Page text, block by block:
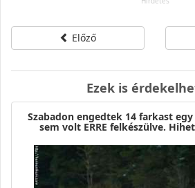
Előző
Ezek is
Szabadon engedtek 14 farkast
sem volt ERRE felkészülve.